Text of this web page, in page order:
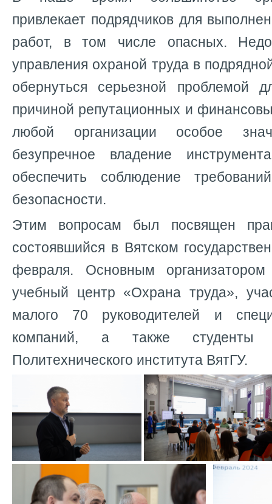
привлекает подрядчиков для
работ, в том числе опасных.
управления охраной труда в
обернуться серьезной проблемой
причиной репутационных и
любой организации особое
безупречное владение
обеспечить соблюдение
безопасности.
Этим вопросам был посвящен
состоявшийся в Вятском
февраля. Основным
учебный центр «Охрана труда»,
малого 70 руководителей и
компаний, а также студенты
Политехнического института ВятГУ.